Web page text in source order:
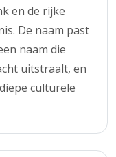
en de rijke
De naam past
naam die
uitstraalt, en
culturele